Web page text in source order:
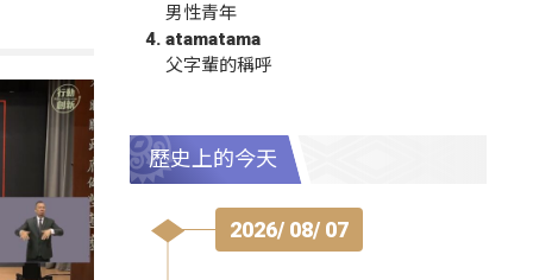
男性青年
atamatama
父字輩的稱呼
歷史上的今天
2026/ 08/ 07